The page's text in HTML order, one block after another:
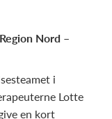
Nord –
i
Lotte
en kort